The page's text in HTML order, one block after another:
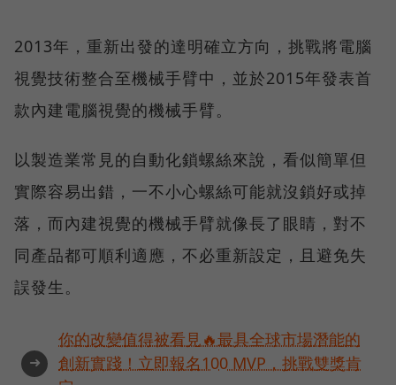
2013年，重新出發的達明確立方向，挑戰將電腦
視覺技術整合至機械手臂中，並於2015年發表首
款內建電腦視覺的機械手臂。
以製造業常見的自動化鎖螺絲來說，看似簡單但
實際容易出錯，一不小心螺絲可能就沒鎖好或掉
落，而內建視覺的機械手臂就像長了眼睛，對不
同產品都可順利適應，不必重新設定，且避免失
誤發生。
➜
你的改變值得被看見🔥最具全球市場潛能的
創新實踐！立即報名100 MVP，挑戰雙獎肯